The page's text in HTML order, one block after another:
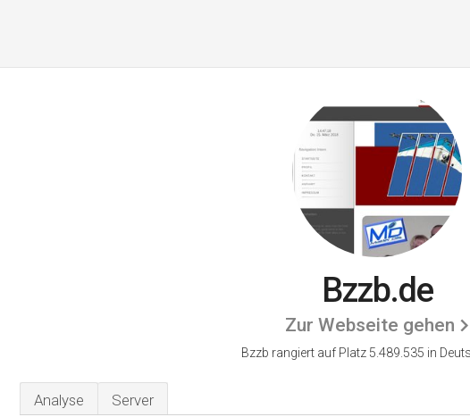
Bzzb.de
Zur Webseite gehen
Bzzb rangiert auf Platz 5.489.535 in
Analyse Server